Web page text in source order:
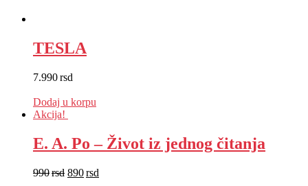
TESLA
7.990rsd
Dodaj u korpu
Akcija!
E. A. Po – Život iz jednog čitanja
990rsd 890rsd